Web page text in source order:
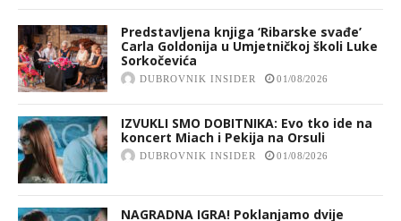
Predstavljena knjiga ‘Ribarske svađe’
Carla Goldonija u Umjetničkoj školi Luke
Sorkočevića
DUBROVNIK INSIDER 01/08/2026
IZVUKLI SMO DOBITNIKA: Evo tko ide na
koncert Miach i Pekija na Orsuli
DUBROVNIK INSIDER 01/08/2026
NAGRADNA IGRA! Poklanjamo dvije